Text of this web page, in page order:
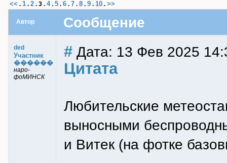
<< . 1 . 2 . 3 . 4. 5 . 6 . 7 . 8 . 9 . 10 . >>
Автор Сообщение
ded
Участник
������
наро-
фоМИНСК
# Дата: 13 Фев 2025
Цитата
Любительские
выносными
и Витек (на фотке